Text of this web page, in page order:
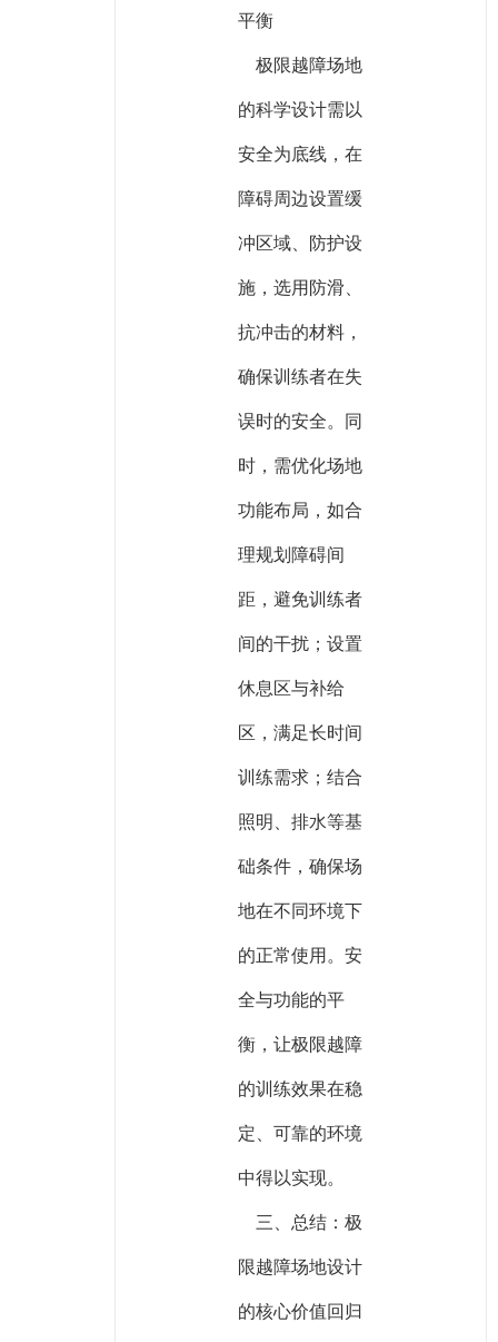
平衡
极限越障场地
的科学设计需以
安全为底线，在
障碍周边设置缓
冲区域、防护设
施，选用防滑、
抗冲击的材料，
确保训练者在失
误时的安全。同
时，需优化场地
功能布局，如合
理规划障碍间
距，避免训练者
间的干扰；设置
休息区与补给
区，满足长时间
训练需求；结合
照明、排水等基
础条件，确保场
地在不同环境下
的正常使用。安
全与功能的平
衡，让极限越障
的训练效果在稳
定、可靠的环境
中得以实现。
三、总结：极
限越障场地设计
的核心价值回归